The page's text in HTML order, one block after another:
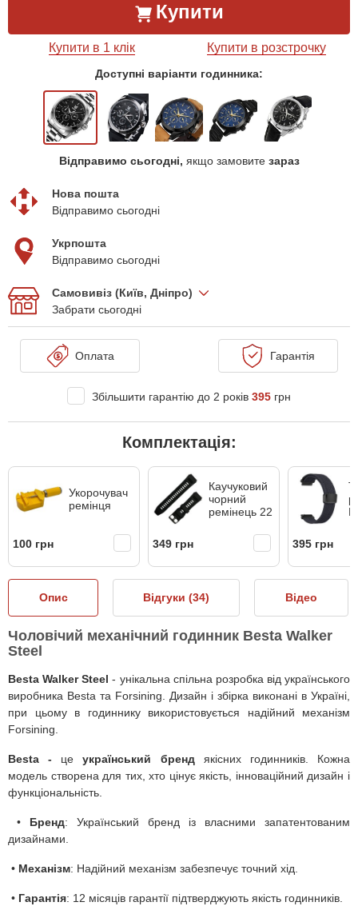
Купити
Купити в 1 клік Купити в розстрочку
Доступні варіанти годинника:
Відправимо сьогодні, якщо замовите зараз
Нова пошта
Відправимо сьогодні
Укрпошта
Відправимо сьогодні
Самовивіз (Київ, Дніпро)
Забрати сьогодні
Оплата Гарантія
Збільшити гарантію до 2 років 395 грн
Комплектація:
Укорочувач
ремінця
100 грн
Каучуковий
чорний
ремінець 22
349 грн 395 грн
Опис Відгуки (34) Відео
Чоловічий механічний годинник Besta Walker
Steel
Besta Walker Steel - унікальна спільна розробка від українського
виробника Besta та Forsining. Дизайн і збірка виконані в Україні,
при цьому в годиннику використовується надійний механізм
Forsining.
Besta - цеукраїнський брендякісних годинників. Кожна
модель створена для тих, хто цінує якість, інноваційний дизайн і
функціональність.
• Бренд: Український бренд із власними запатентованим
дизайнами.
• Механізм: Надійний механізм забезпечує точний хід.
• Гарантія: 12 місяців гарантії підтверджують якість годинників.